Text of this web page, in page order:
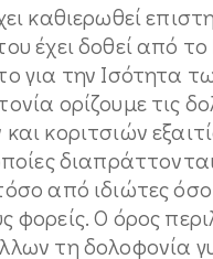
καθιερωθεί
έχει δοθεί από το
για την Ισότητα
ορίζουμε τις
κοριτσιών
από ιδιώτες
φορείς. Ο όρος
τη δολοφονία